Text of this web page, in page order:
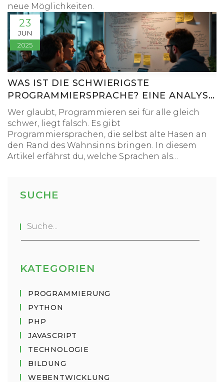
neue Möglichkeiten.
23
JUN
2025
WAS IST DIE SCHWIERIGSTE
PROGRAMMIERSPRACHE? EINE ANALYSE
DER HÄRTESTEN SPRACHEN IN DER
INFORMATIK
Wer glaubt, Programmieren sei für alle gleich
schwer, liegt falsch. Es gibt
Programmiersprachen, die selbst alte Hasen an
den Rand des Wahnsinns bringen. In diesem
Artikel erfährst du, welche Sprachen als
Tipps, wie man sich trotzdem durchbeißt.
SUCHE
KATEGORIEN
PROGRAMMIERUNG
PYTHON
PHP
JAVASCRIPT
TECHNOLOGIE
BILDUNG
WEBENTWICKLUNG